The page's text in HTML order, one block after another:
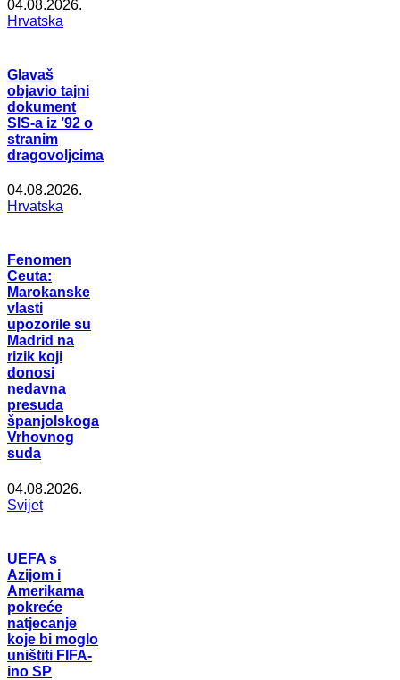
04.08.2026.
Hrvatska
Glavaš
objavio tajni
dokument
SIS-a iz ’92 o
stranim
dragovoljcima
04.08.2026.
Hrvatska
Fenomen
Ceuta:
Marokanske
vlasti
upozorile su
Madrid na
rizik koji
donosi
nedavna
presuda
španjolskoga
Vrhovnog
suda
04.08.2026.
Svijet
UEFA s
Azijom i
Amerikama
pokreće
natjecanje
koje bi moglo
uništiti FIFA-
ino SP